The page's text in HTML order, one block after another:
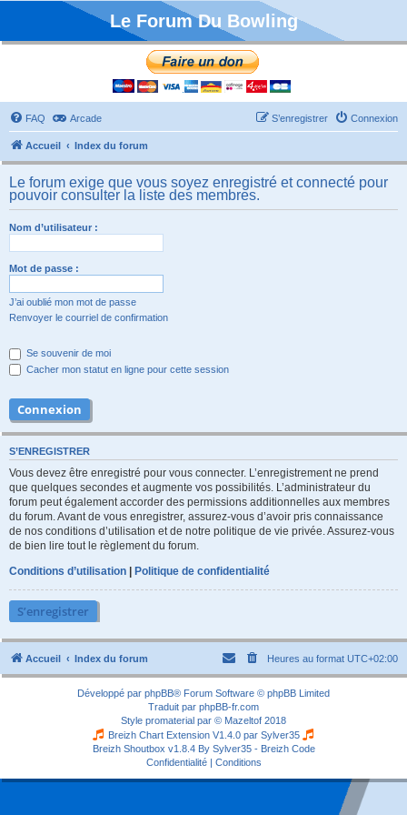
Le Forum Du Bowling
FAQ Arcade Connexion
S’enregistrer
Accueil Index du forum
Le forum exige que vous soyez enregistré et connecté pour
pouvoir consulter la liste des membres.
Nom d’utilisateur :
Mot de passe :
J’ai oublié mon mot de passe
Renvoyer le courriel de confirmation
Se souvenir de moi
Cacher mon statut en ligne pour cette session
S’ENREGISTRER
Vous devez être enregistré pour vous connecter. L’enregistrement ne prend
que quelques secondes et augmente vos possibilités. L’administrateur du
forum peut également accorder des permissions additionnelles aux membres
du forum. Avant de vous enregistrer, assurez-vous d’avoir pris connaissance
de nos conditions d’utilisation et de notre politique de vie privée. Assurez-vous
de bien lire tout le règlement du forum.
Conditions d’utilisation | Politique de confidentialité
S’enregistrer
Accueil Index du forum Heures au format UTC+02:00
Développé par phpBB® Forum Software © phpBB Limited
Traduit par phpBB-fr.com
Style promaterial par © Mazeltof 2018
Breizh Chart Extension V1.4.0 par Sylver35
Breizh Shoutbox v1.8.4 By Sylver35 - Breizh Code
Confidentialité| Conditions